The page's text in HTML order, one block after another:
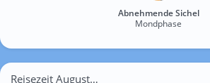
Abnehmende Sichel
Mondphase
Reisezeit August für Saint-Lô